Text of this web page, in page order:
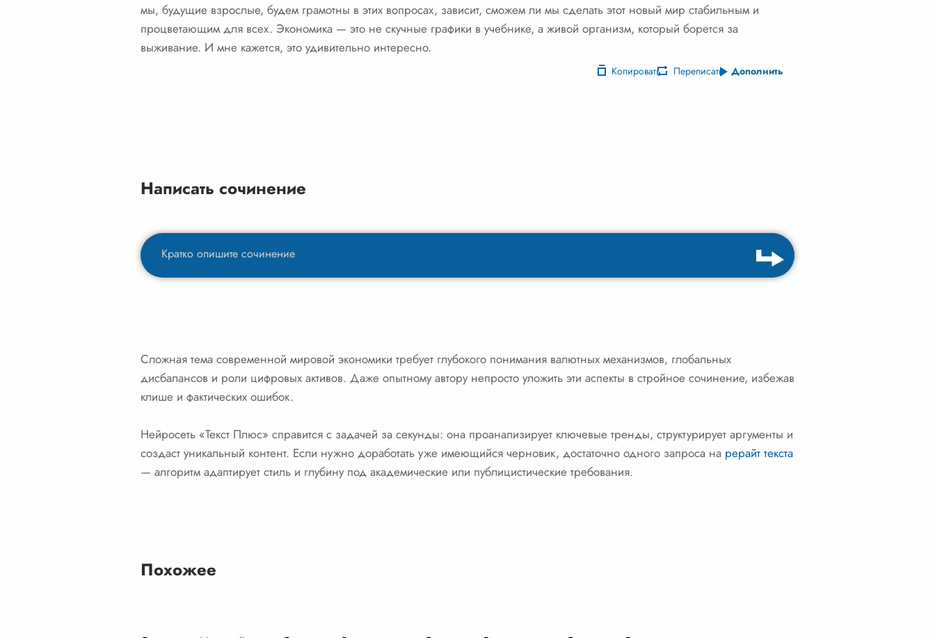
мы, будущие взрослые, будем грамотны в этих вопросах, зависит, сможем ли мы сделать этот новый мир стабильным и
процветающим для всех. Экономика — это не скучные графики в учебнике, а живой организм, который борется за
выживание. И мне кажется, это удивительно интересно.
Копировать Переписать Дополнить
Написать сочинение
Сложная тема современной мировой экономики требует глубокого понимания валютных механизмов, глобальных
дисбалансов и роли цифровых активов. Даже опытному автору непросто уложить эти аспекты в стройное сочинение, избежав
клише и фактических ошибок.
Нейросеть «Текст Плюс» справится с задачей за секунды: она проанализирует ключевые тренды, структурирует аргументы и
создаст уникальный контент. Если нужно доработать уже имеющийся черновик, достаточно одного запроса на рерайт текста
— алгоритм адаптирует стиль и глубину под академические или публицистические требования.
Похожее